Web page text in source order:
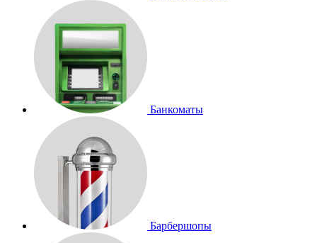
Банкоматы
Барбершопы